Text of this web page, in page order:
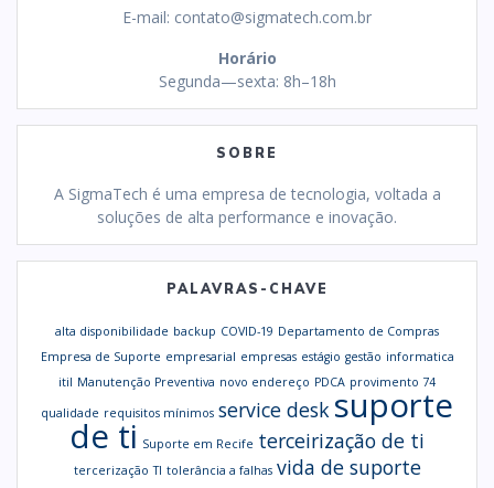
E-mail: contato@sigmatech.com.br
Horário
Segunda—sexta: 8h–18h
SOBRE
A SigmaTech é uma empresa de tecnologia, voltada a
soluções de alta performance e inovação.
PALAVRAS-CHAVE
alta disponibilidade backup COVID-19 Departamento de Compras
Empresa de Suporte empresarial empresas estágio gestão informatica
itil Manutenção Preventiva novo endereço PDCA provimento 74
qualidade requisitos mínimos service desk suporte
de ti Suporte em Recife terceirização de ti
tercerização TI tolerância a falhas vida de suporte